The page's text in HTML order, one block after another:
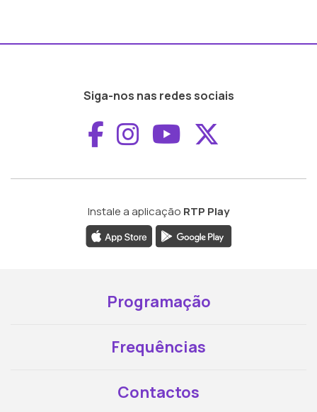
Siga-nos nas redes sociais
Aceder ao
Aceder ao
Aceder ao
Instale a aplicação RTP Play
Programação
Frequências
Contactos